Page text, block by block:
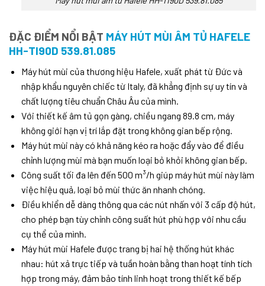
ĐẶC ĐIỂM NỔI BẬT MÁY HÚT MÙI ÂM TỦ HAFELE
HH-TI90D 539.81.085
Máy hút mùi của thương hiệu Hafele, xuất phát từ Đức và
nhập khẩu nguyên chiếc từ Italy, đã khẳng định sự uy tín và
chất lượng tiêu chuẩn Châu Âu của mình.
Với thiết kế âm tủ gọn gàng, chiều ngang 89.8 cm, máy
không giới hạn vị trí lắp đặt trong không gian bếp rộng.
Máy hút mùi này có khả năng kéo ra hoặc đẩy vào để điều
chỉnh lượng mùi mà bạn muốn loại bỏ khỏi không gian bếp.
Công suất tối đa lên đến 500 m³/h giúp máy hút mùi này làm
việc hiệu quả, loại bỏ mùi thức ăn nhanh chóng.
Điều khiển dễ dàng thông qua các nút nhấn với 3 cấp độ hút,
cho phép bạn tùy chỉnh công suất hút phù hợp với nhu cầu
cụ thể của mình.
Máy hút mùi Hafele được trang bị hai hệ thống hút khác
nhau: hút xả trực tiếp và tuần hoàn bằng than hoạt tính tích
hợp trong máy, đảm bảo tính linh hoạt trong thiết kế bếp